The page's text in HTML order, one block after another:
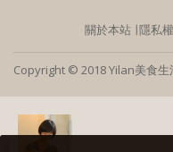
關於本站 ∣隱私
Copyright © 2018 Yilan美食